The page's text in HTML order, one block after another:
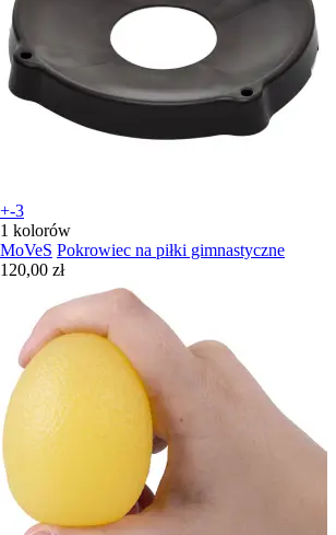
+-3
1 kolorów
MoVeS Pokrowiec na piłki gimnastyczne
120,00 zł